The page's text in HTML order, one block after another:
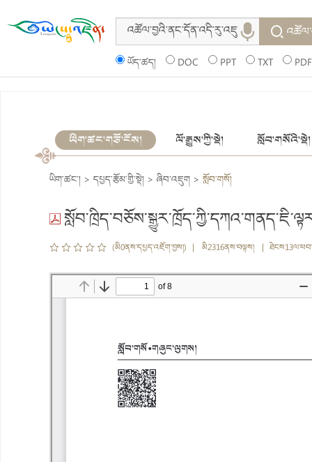
ཡོད་ཚད། DOC PPT TXT PDF
ཡིག་ཚང་གཙོ་ངོས། ལོ་རྒྱུས་ཀྱི་སྡེ། སློབ་གསོའི་སྡེ།
ཡིག་ཚང་། > དཔྱད་རྩོམ་གྱི་སྡེ། > ཞིབ་འཇུག > སློབ་གསོ།
(མི0ནས་དཔྱད་འཇོག་བྱས།) | མི2316ནས་བལྟས། |